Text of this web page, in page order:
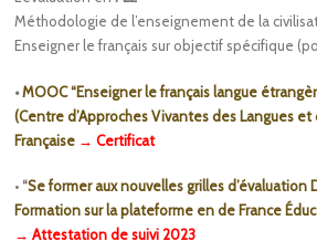
Méthodologie de l’enseignement de la
Enseigner le français sur objectif spécifique
•MOOC “Enseigner le français langue
(Centre d’Approches Vivantes des Langues
Française → Certificat
•“Se former aux nouvelles grilles d’évaluation
Formation sur la plateforme en de France
→ Attestation de suivi 2023